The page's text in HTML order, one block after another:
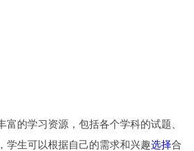
富的学习资源，包括各个学科的试题、
学生可以根据自己的需求和兴趣选择合